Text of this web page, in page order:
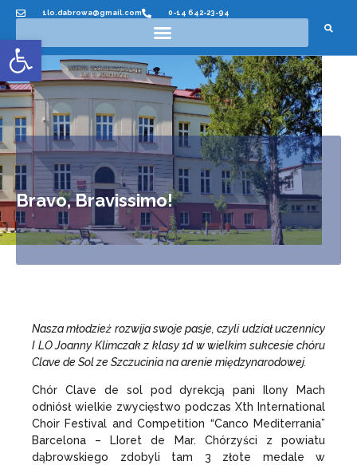
Otwórz pasek narzędzi
1lo.dabrowa@gmail.com 0-14 642-23-94
Bravo, Bravissimo!
Nasza młodzież rozwija swoje pasje, czyli udział uczennicy
I LO Joanny Klimczak z klasy 1d w wielkim sukcesie chóru
Clave de Sol ze Szczucinia na arenie międzynarodowej.
Chór Clave de sol pod dyrekcją pani Ilony Mach
odniósł wielkie zwycięstwo podczas Xth International
Choir Festival and Competition “Canco Mediterrania”
Barcelona – LIoret de Mar. Chórzyści z powiatu
dąbrowskiego zdobyli tam 3 złote medale w